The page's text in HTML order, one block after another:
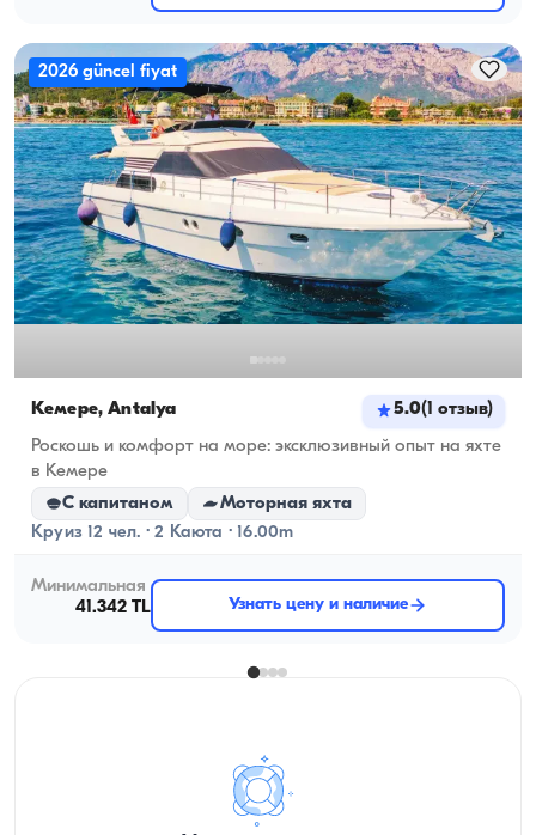
2026 güncel fiyat
Кемере, Antalya 5.0(1 отзыв)
Роскошь и комфорт на море: эксклюзивный опыт на яхте
в Кемере
С капитаном
Моторная яхта
Круиз 12 чел. · 2 Каюта · 16.00m
Минимальная
41.342 TL
Узнать цену и наличие